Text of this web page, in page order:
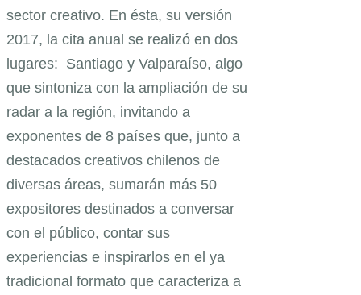
sector creativo. En ésta, su versión
2017, la cita anual se realizó en dos
lugares: Santiago y Valparaíso, algo
que sintoniza con la ampliación de su
radar a la región, invitando a
exponentes de 8 países que, junto a
destacados creativos chilenos de
diversas áreas, sumarán más 50
expositores destinados a conversar
con el público, contar sus
experiencias e inspirarlos en el ya
tradicional formato que caracteriza a